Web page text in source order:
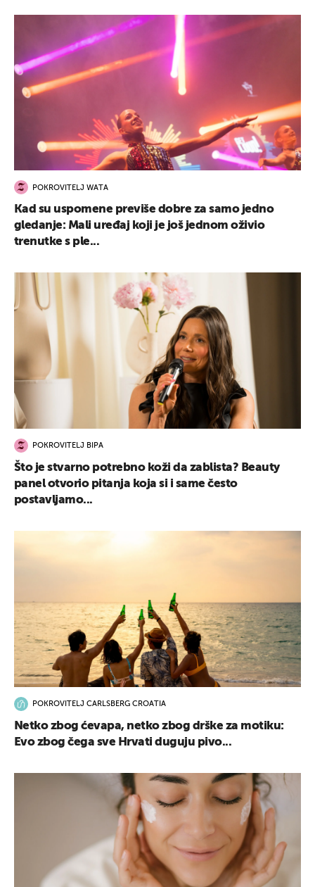
POKROVITELJ WATA
Kad su uspomene previše dobre za samo jedno
gledanje: Mali uređaj koji je još jednom oživio
trenutke s ple...
POKROVITELJ BIPA
Što je stvarno potrebno koži da zablista? Beauty
panel otvorio pitanja koja si i same često
postavljamo...
POKROVITELJ CARLSBERG CROATIA
Netko zbog ćevapa, netko zbog drške za motiku:
Evo zbog čega sve Hrvati duguju pivo...